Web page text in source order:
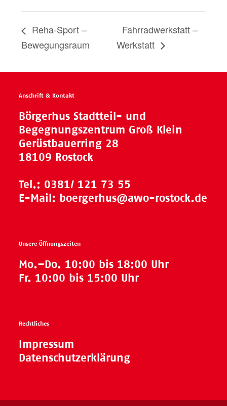
Reha-Sport –
Bewegungsraum
Fahrradwerkstatt –
Werkstatt
Anschrift & Kontakt
Börgerhus Stadtteil- und
Begegnungszentrum Groß Klein
Gerüstbauerring 28
18109 Rostock
Tel.: 0381/ 121 73 55
E-Mail: boergerhus@awo-rostock.de
Unsere Öffnungszeiten
Mo.–Do. 10:00 bis 18:00 Uhr
Fr. 10:00 bis 15:00 Uhr
Rechtliches
Impressum
Datenschutzerklärung